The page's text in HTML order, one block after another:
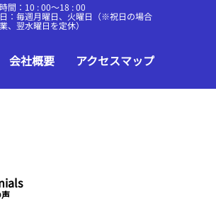
間：10 : 00～18 : 00
：毎週月曜日、火曜日（※祝日の場合
、翌水曜日を定休）
会社概要 アクセスマップ